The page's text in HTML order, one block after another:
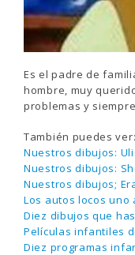
Es el padre de
hombre, muy
problemas y
También puedes ver:
Nuestros dibujos:
Nuestros dibujos:
Nuestros dibujos;
Los autos locos uno
Diez dibujos que
Películas infantiles
Diez programas